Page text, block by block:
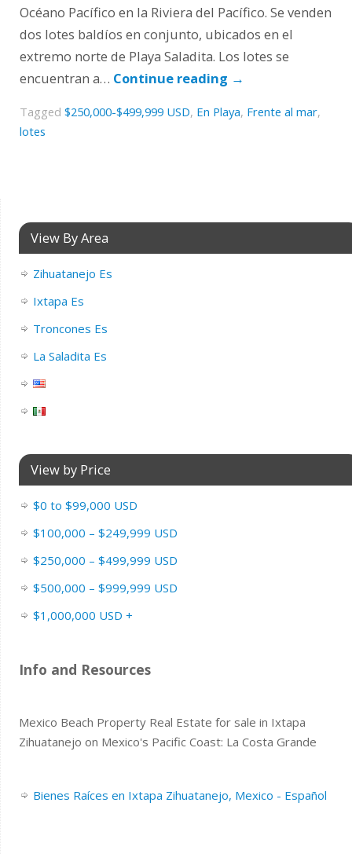
Océano Pacífico en la Riviera del Pacífico. Se venden
dos lotes baldíos en conjunto, ubicados en el
extremo norte de Playa Saladita. Los lotes se
encuentran a… Continue reading →
Tagged $250,000-$499,999 USD, En Playa, Frente al mar,
lotes
View By Area
Zihuatanejo Es
Ixtapa Es
Troncones Es
La Saladita Es
View by Price
$0 to $99,000 USD
$100,000 – $249,999 USD
$250,000 – $499,999 USD
$500,000 – $999,999 USD
$1,000,000 USD +
Info and Resources
Mexico Beach Property Real Estate for sale in Ixtapa
Zihuatanejo on Mexico's Pacific Coast: La Costa Grande
Bienes Raíces en Ixtapa Zihuatanejo, Mexico - Español